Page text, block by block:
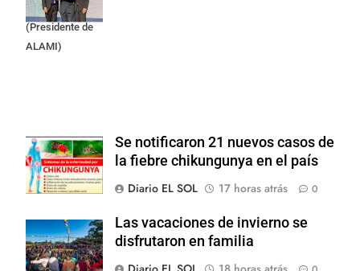
Cristian Mazza
(Presidente de
ALAMI)
Se notificaron 21 nuevos casos de
la fiebre chikungunya en el país
Diario EL SOL
17 horas atrás 0
Las vacaciones de invierno se
disfrutaron en familia